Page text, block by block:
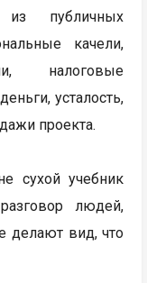
публичных
качели,
налоговые
усталость,
проекта.
сухой учебник
людей,
делают вид, что